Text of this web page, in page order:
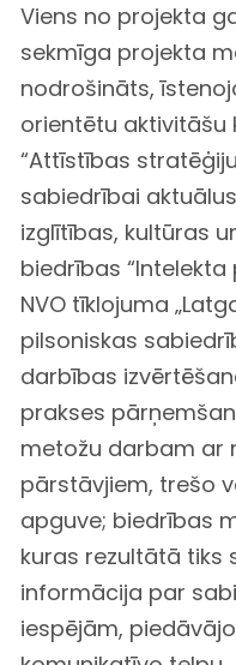
Viens no projekta
sekmīga projekta
nodrošināts,
orientētu aktivitāšu
“Attīstības
sabiedrībai
izglītības, kultūras
biedrības “Intelekta
NVO tīklojuma
pilsoniskas
darbības
prakses
metožu darbam ar
pārstāvjiem, trešo
apguve; biedrības
kuras rezultātā tiks
informācija par
iespējām,